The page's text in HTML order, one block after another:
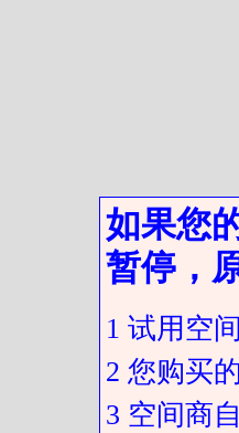
如果您
暂停，
1 试用空
2 您购买
3 空间商